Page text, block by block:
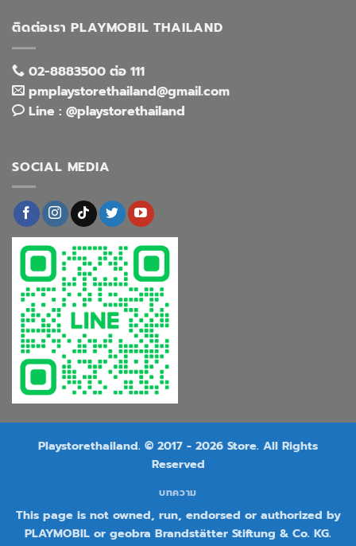
ติดต่อเรา PLAYMOBIL THAILAND
02-8883500 ต่อ 111
pmplaystorethailand@gmail.com
Line : @playstorethailand
SOCIAL MEDIA
Playstorethailand. © 2017 - 2026 Store. All Rights
Reserved
บทความ
This page is not owned, run, endorsed or authorized by
PLAYMOBIL or geobra Brandstätter Stiftung & Co. KG.